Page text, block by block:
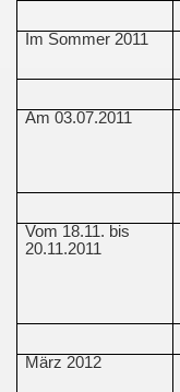
Im Sommer 2011
Am 03.07.2011
Vom 18.11. bis
20.11.2011
März 2012